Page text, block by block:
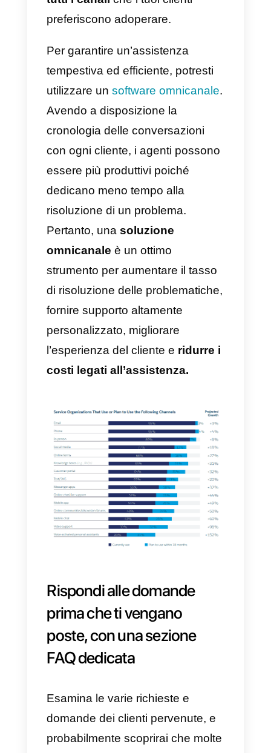
budgete risparmiare soldi.
L’automazione di alcune funzioni
del servizio clienti si traduce in
meno dipendenti, rendendola
così un’ottimatecnica di
riduzione dei costi.
Adotta un approccio
clienti
Secondo un sondaggio condotto
daSalesForce, circa il 60% dei
consumatori e l’80% dei
rappresentanti aziendali si
che se
perdi una richiesta
cliente, probabilmente
insieme a tutte le entrate che
Ilrapporto sullo stato del servizio
mostra che nei prossimi anni i